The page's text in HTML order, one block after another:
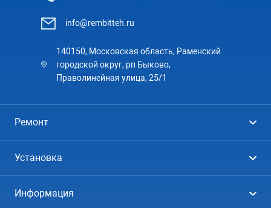
info@rembitteh.ru
140150, Московская область, Раменский
городской округ, рп Быково,
Праволинейная улица, 25/1
Ремонт
Посудомоечные машины
Установка
Информация